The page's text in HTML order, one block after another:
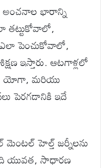
అంచనాల భారాన్ని
తట్టుకోవాలో,
ఎలా పెంచుకోవాలో,
ఇస్తారు. ఆటగాళ్లలో
యోగా, మరియు
పెరగడానికి ఇదే
మెంటల్ హెల్త్ జర్నీలను
యువత, సాధారణ